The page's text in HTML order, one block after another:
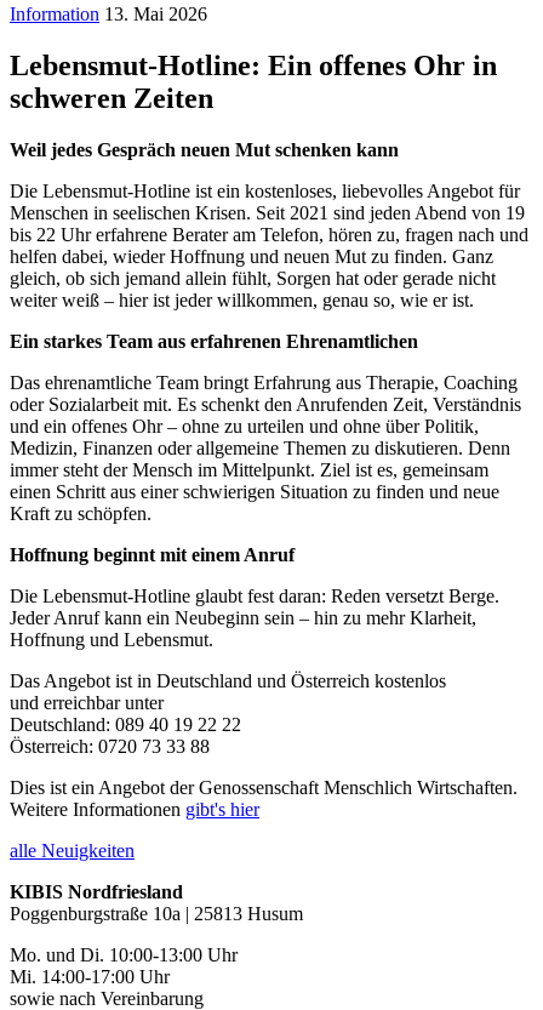
Information 13. Mai 2026
Lebensmut-Hotline: Ein offenes Ohr in
schweren Zeiten
Weil jedes Gespräch neuen Mut schenken kann
Die Lebensmut-Hotline ist ein kostenloses, liebevolles Angebot für
Menschen in seelischen Krisen. Seit 2021 sind jeden Abend von 19
bis 22 Uhr erfahrene Berater am Telefon, hören zu, fragen nach und
helfen dabei, wieder Hoffnung und neuen Mut zu finden. Ganz
gleich, ob sich jemand allein fühlt, Sorgen hat oder gerade nicht
weiter weiß – hier ist jeder willkommen, genau so, wie er ist.
Ein starkes Team aus erfahrenen Ehrenamtlichen
Das ehrenamtliche Team bringt Erfahrung aus Therapie, Coaching
oder Sozialarbeit mit. Es schenkt den Anrufenden Zeit, Verständnis
und ein offenes Ohr – ohne zu urteilen und ohne über Politik,
Medizin, Finanzen oder allgemeine Themen zu diskutieren. Denn
immer steht der Mensch im Mittelpunkt. Ziel ist es, gemeinsam
einen Schritt aus einer schwierigen Situation zu finden und neue
Kraft zu schöpfen.
Hoffnung beginnt mit einem Anruf
Die Lebensmut-Hotline glaubt fest daran: Reden versetzt Berge.
Jeder Anruf kann ein Neubeginn sein – hin zu mehr Klarheit,
Hoffnung und Lebensmut.
Das Angebot ist in Deutschland und Österreich kostenlos
und erreichbar unter
Deutschland: 089 40 19 22 22
Österreich: 0720 73 33 88
Dies ist ein Angebot der Genossenschaft Menschlich Wirtschaften.
Weitere Informationen gibt's hier
alle Neuigkeiten
KIBIS Nordfriesland
Poggenburgstraße 10a | 25813 Husum
Mo. und Di. 10:00-13:00 Uhr
Mi. 14:00-17:00 Uhr
sowie nach Vereinbarung